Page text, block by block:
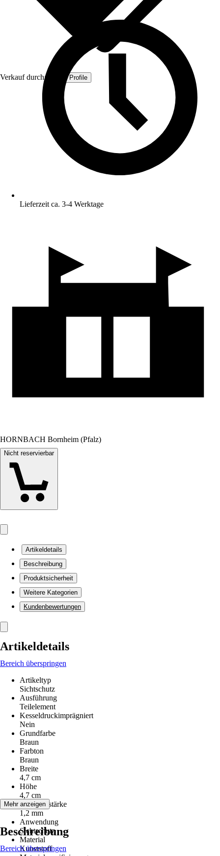
Verkauf durch: Quest Profile
Lieferzeit ca. 3-4 Werktage
HORNBACH Bornheim (Pfalz)
Nicht reservierbar
Artikeldetails
Beschreibung
Produktsicherheit
Weitere Kategorien
Kundenbewertungen
Artikeldetails
Bereich überspringen
Artikeltyp
Sichtschutz
Ausführung
Teilelement
Kesseldruckimprägniert
Nein
Grundfarbe
Braun
Farbton
Braun
Breite
4,7 cm
Höhe
4,7 cm
Lamellenstärke
1,2 mm
Anwendung
Sichtschutz
Material
Kunststoff
Mehr anzeigen
Beschreibung
Bereich überspringen